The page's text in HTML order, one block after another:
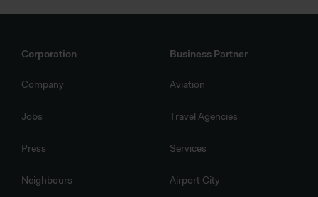
Corporation
Company
Jobs
Press
Neighbours
Business Partner
Aviation
Travel Agencies
Services
Airport City